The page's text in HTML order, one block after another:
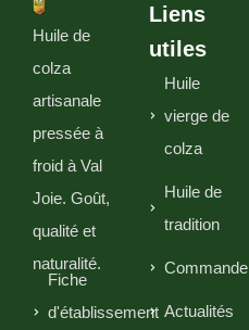
Huile de
colza
artisanale
pressée à
froid à Val
Joie. Goût,
qualité et
naturalité.
Fiche
d'établissement
Liens
utiles
Huile
vierge de
colza
Huile de
tradition
Commande
Actualités